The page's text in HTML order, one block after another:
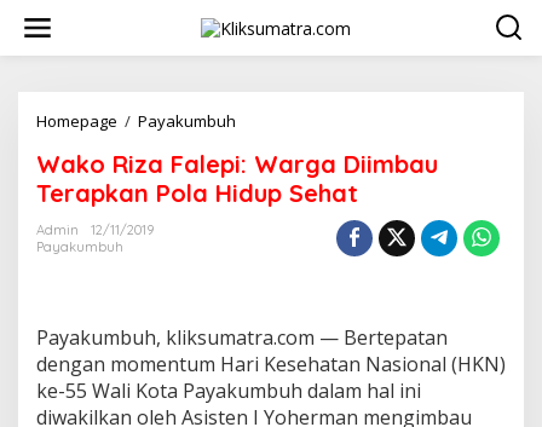
w
Homepage / Payakumbuh
k
o
R
l
e
p
i
Wako Riza Falepi: Warga Diimbau
Terapkan Pola Hidup Sehat
Admin
12/11/2019
Payakumbuh
Payakumbuh, kliksumatra.com — Bertepatan
dengan momentum Hari Kesehatan Nasional (HKN)
ke-55 Wali Kota Payakumbuh dalam hal ini
diwakilkan oleh Asisten I Yoherman mengimbau